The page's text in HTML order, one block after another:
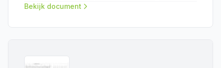
verschillende partijen.
Bekijk document